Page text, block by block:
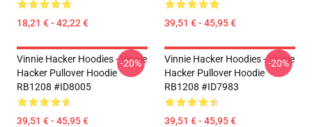
18,21 € - 42,22 € 39,51 € - 45,95 €
Vinnie Hacker Hoodies - Vinnie
Hacker Pullover Hoodie
RB1208 #ID8005
39,51 € - 45,95 €
-20%
Vinnie Hacker Hoodies - Vinnie
Hacker Pullover Hoodie
RB1208 #ID7983
39,51 € - 45,95 €
-20%